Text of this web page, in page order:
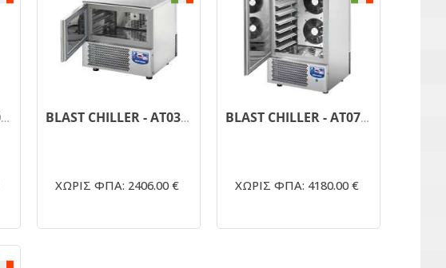
BLAST CHILLER - AT10ISO BLAST CHILLER - AT03ISO
ΧΩΡΙΣ ΦΠΑ: 2406.00 €
BLAST CHILLER - AT07ISO
ΧΩΡΙΣ ΦΠΑ: 4180.00 €